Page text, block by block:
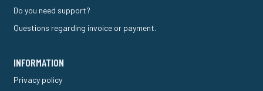
Do you need support?
Questions regarding invoice or payment.
INFORMATION
Privacy policy